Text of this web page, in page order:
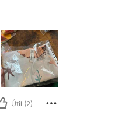
Útil (2)